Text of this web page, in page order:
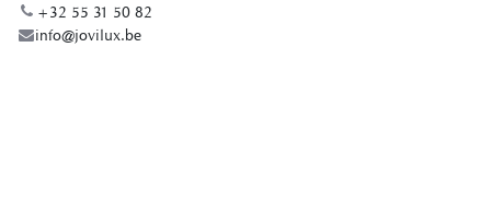
+32 55 31 50 82
info@jovilux.be